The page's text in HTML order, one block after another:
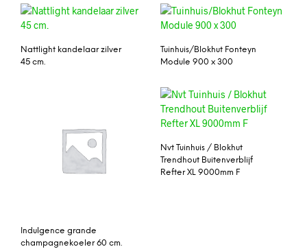
Nattlight kandelaar zilver
45 cm.
Tuinhuis/Blokhut Fonteyn
Module 900 x 300
Indulgence grande
champagnekoeler 60 cm.
Nvt Tuinhuis / Blokhut
Trendhout Buitenverblijf
Refter XL 9000mm F